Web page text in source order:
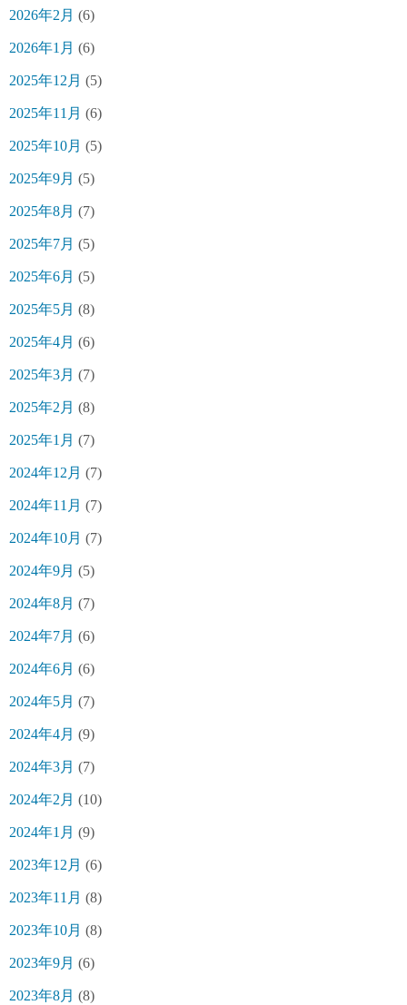
2026年2月 (6)
2026年1月 (6)
2025年12月 (5)
2025年11月 (6)
2025年10月 (5)
2025年9月 (5)
2025年8月 (7)
2025年7月 (5)
2025年6月 (5)
2025年5月 (8)
2025年4月 (6)
2025年3月 (7)
2025年2月 (8)
2025年1月 (7)
2024年12月 (7)
2024年11月 (7)
2024年10月 (7)
2024年9月 (5)
2024年8月 (7)
2024年7月 (6)
2024年6月 (6)
2024年5月 (7)
2024年4月 (9)
2024年3月 (7)
2024年2月 (10)
2024年1月 (9)
2023年12月 (6)
2023年11月 (8)
2023年10月 (8)
2023年9月 (6)
2023年8月 (8)